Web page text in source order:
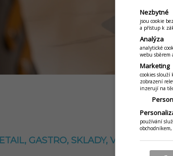
GASTRO, SKLADY,
Nezbytné
jsou cookie
a přístup k
Analýza
analytické
webu sběrem
Marketing
cookies
zobrazení
inzerují na
používání